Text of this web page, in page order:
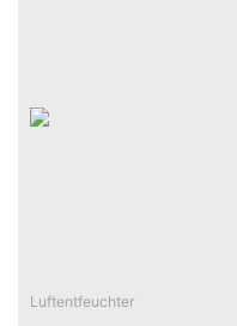
Luftentfeuchter